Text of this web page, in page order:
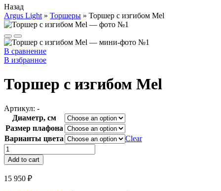
Назад
Argus Light » Торшеры » Торшер с изгибом Mel
В сравнение
В избранное
Торшер с изгибом Mel
Артикул: -
Диаметр, см
Размер плафона
Варианты цвета
Clear
Торшер
с
изгибом
Mel
quantity
Add to cart
15 950 ₽